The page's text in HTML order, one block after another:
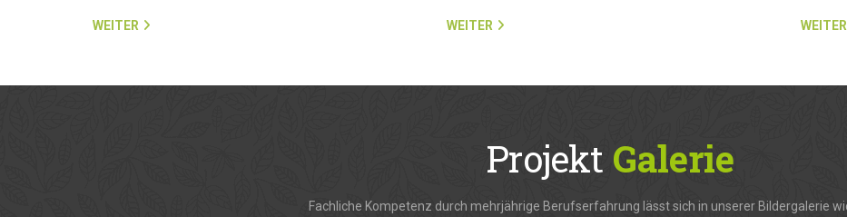
WEITER WEITER WEITER
Projekt Galerie
Fachliche Kompetenz durch mehrjährige Berufserfahrung lässt sich in unserer Bildergalerie